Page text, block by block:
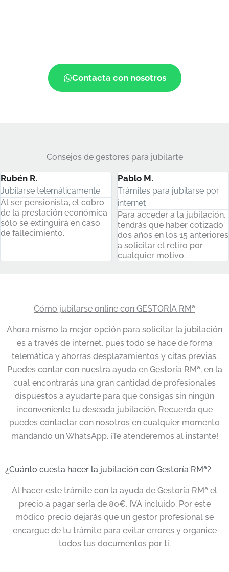
Contacta con nosotros
Consejos de gestores para jubilarte
Pablo M.
Trámites para jubilarse por
internet
Para acceder a la jubilación,
tendrás que haber cotizado
dos años en los 15 anteriores
Rubén R.
Jubilarse telemáticamente
Al ser pensionista, el cobro
de la prestación económica
sólo se extinguirá en caso
de fallecimiento.
Cómo jubilarse online con GESTORÍA RMª
Ahora mismo la mejor opción para solicitar la jubilación
es a través de internet, pues todo se hace de forma
telemática y ahorras desplazamientos y citas previas.
Puedes contar con nuestra ayuda en Gestoría RMª, en la
cual encontrarás una gran cantidad de profesionales
dispuestos a ayudarte para que consigas sin ningún
inconveniente tu deseada jubilación. Recuerda que
puedes contactar con nosotros en cualquier momento
mandando un WhatsApp. ¡Te atenderemos al instante!
¿Cuánto cuesta hacer la jubilación con Gestoría RMª?
Al hacer este trámite con la ayuda de Gestoría RMª el
precio a pagar sería de 80€, IVA incluido. Por este
módico precio dejarás que un gestor profesional se
encargue de tu trámite para evitar errores y organice
todos tus documentos por ti.